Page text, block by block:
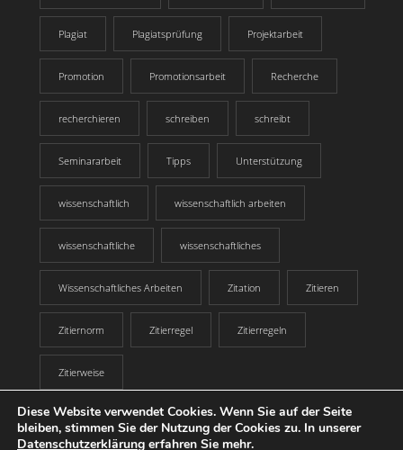
Plagiat Plagiatsprüfung Projektarbeit
Promotion Promotionsarbeit Recherche
recherchieren schreiben schreibt
Seminararbeit Tipps Unterstützung
wissenschaftlich wissenschaftlich arbeiten
wissenschaftliche wissenschaftliches
Wissenschaftliches Arbeiten Zitation Zitieren
Zitiernorm Zitierregel Zitierregeln
Zitierweise
© Copyright - Express-Korrektur.de/.ch/.at - ein Service der Mentorium
Diese Website verwendet Cookies. Wenn Sie auf der Seite
bleiben, stimmen Sie der Nutzung der Cookies zu. In unserer
Datenschutzerklärung erfahren Sie mehr.